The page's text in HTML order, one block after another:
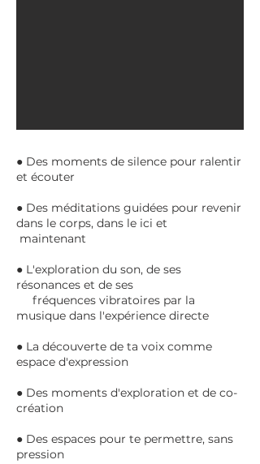
● Des moments de silence pour ralentir
et écouter
● Des méditations guidées pour revenir
dans le corps, dans le ici et
maintenant
● L'exploration du son, de ses
résonances et de ses
fréquences vibratoires par la
musique dans l'expérience directe
● La découverte de ta voix comme
espace d'expression
● Des moments d'exploration et de co-
création
● Des espaces pour te permettre, sans
pression